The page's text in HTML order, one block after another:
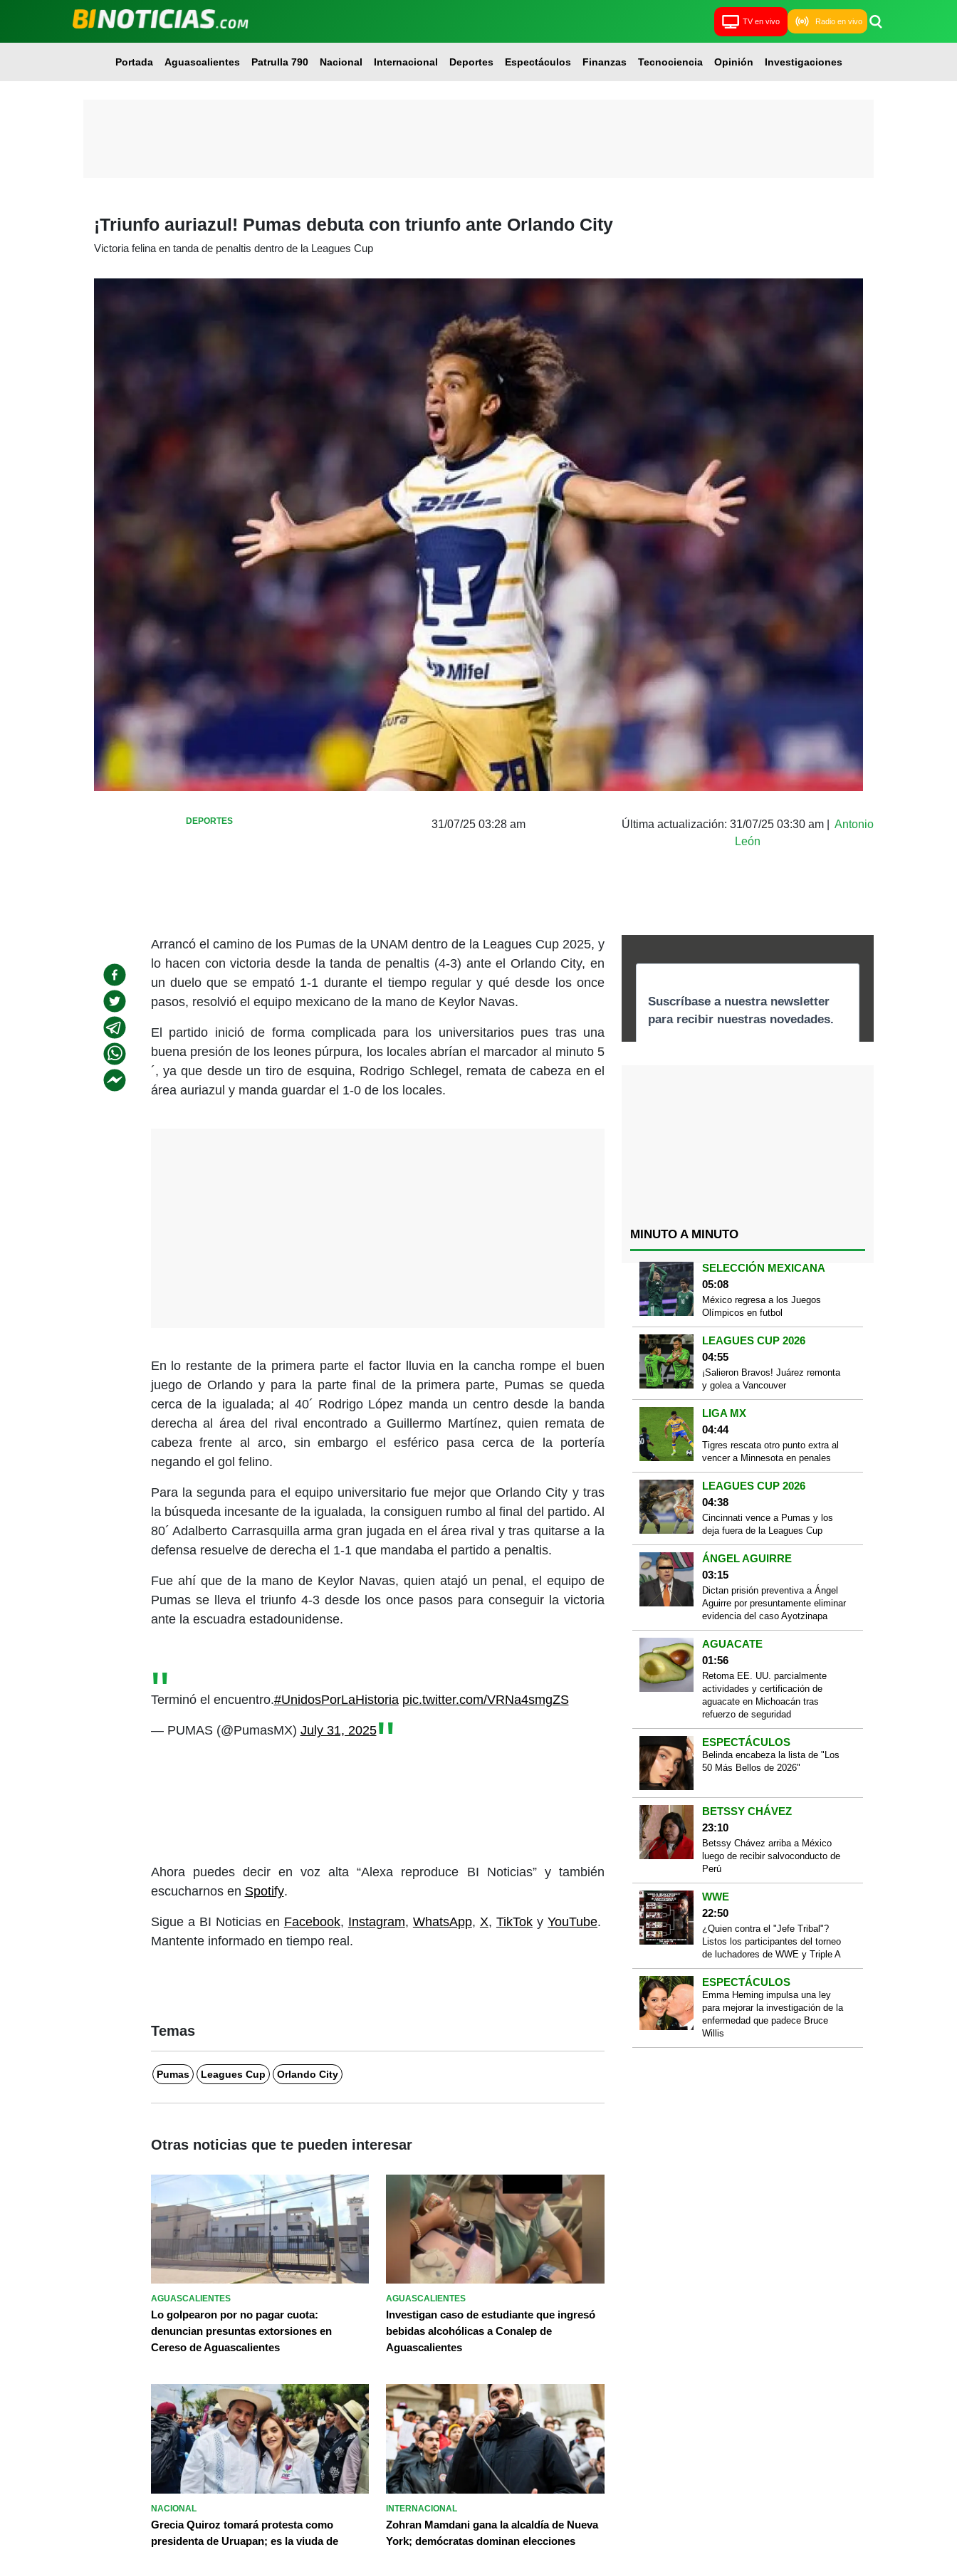
TV en vivo Radio en vivo
Portada Aguascalientes Patrulla 790 Nacional Internacional Deportes Espectáculos Finanzas Tecnociencia Opinión Investigaciones
¡Triunfo auriazul! Pumas debuta con triunfo ante Orlando City
Victoria felina en tanda de penaltis dentro de la Leagues Cup
DEPORTES 31/07/25 03:28 am Última actualización: 31/07/25 03:30 am
Antonio
León
Arrancó el camino de los Pumas de la UNAM dentro de la Leagues Cup 2025, y
lo hacen con victoria desde la tanda de penaltis (4-3) ante el Orlando City, en
un duelo que se empató 1-1 durante el tiempo regular y qué desde los once
pasos, resolvió el equipo mexicano de la mano de Keylor Navas.
El partido inició de forma complicada para los universitarios pues tras una
buena presión de los leones púrpura, los locales abrían el marcador al minuto 5
´, ya que desde un tiro de esquina, Rodrigo Schlegel, remata de cabeza en el
área auriazul y manda guardar el 1-0 de los locales.
En lo restante de la primera parte el factor lluvia en la cancha rompe el buen
juego de Orlando y para la parte final de la primera parte, Pumas se queda
cerca de la igualada; al 40´ Rodrigo López manda un centro desde la banda
derecha al área del rival encontrado a Guillermo Martínez, quien remata de
cabeza frente al arco, sin embargo el esférico pasa cerca de la portería
negando el gol felino.
Para la segunda para el equipo universitario fue mejor que Orlando City y tras
la búsqueda incesante de la igualada, la consiguen rumbo al final del partido. Al
80´ Adalberto Carrasquilla arma gran jugada en el área rival y tras quitarse a la
defensa resuelve de derecha el 1-1 que mandaba el partido a penaltis.
Fue ahí que de la mano de Keylor Navas, quien atajó un penal, el equipo de
Pumas se lleva el triunfo 4-3 desde los once pasos para conseguir la victoria
ante la escuadra estadounidense.
Terminó el encuentro.#UnidosPorLaHistoria pic.twitter.com/VRNa4smgZS
— PUMAS (@PumasMX) July 31, 2025
Ahora puedes decir en voz alta “Alexa reproduce BI Noticias” y también
escucharnos en Spotify.
Sigue a BI Noticias en Facebook, Instagram, WhatsApp, X, TikTokyYouTube.
Mantente informado en tiempo real.
Temas
Pumas Leagues Cup Orlando City
MINUTO A MINUTO
SELECCIÓN MEXICANA
05:08
México regresa a los Juegos
Olímpicos en futbol
LEAGUES CUP 2026
04:55
¡Salieron Bravos! Juárez remonta
y golea a Vancouver
LIGA MX
04:44
Tigres rescata otro punto extra al
vencer a Minnesota en penales
LEAGUES CUP 2026
04:38
Cincinnati vence a Pumas y los
deja fuera de la Leagues Cup
ÁNGEL AGUIRRE
03:15
Dictan prisión preventiva a Ángel
Aguirre por presuntamente eliminar
evidencia del caso Ayotzinapa
AGUACATE
01:56
Retoma EE. UU. parcialmente
actividades y certificación de
aguacate en Michoacán tras
refuerzo de seguridad
ESPECTÁCULOS
Belinda encabeza la lista de "Los
50 Más Bellos de 2026"
BETSSY CHÁVEZ
23:10
Betssy Chávez arriba a México
luego de recibir salvoconducto de
Perú
WWE
22:50
¿Quien contra el "Jefe Tribal"?
Listos los participantes del torneo
de luchadores de WWE y Triple A
ESPECTÁCULOS
Emma Heming impulsa una ley
para mejorar la investigación de la
enfermedad que padece Bruce
Willis
Otras noticias que te pueden interesar
AGUASCALIENTES
Lo golpearon por no pagar cuota:
denuncian presuntas extorsiones en
Cereso de Aguascalientes
AGUASCALIENTES
Investigan caso de estudiante que ingresó
bebidas alcohólicas a Conalep de
Aguascalientes
NACIONAL
Grecia Quiroz tomará protesta como
presidenta de Uruapan; es la viuda de
INTERNACIONAL
Zohran Mamdani gana la alcaldía de Nueva
York; demócratas dominan elecciones